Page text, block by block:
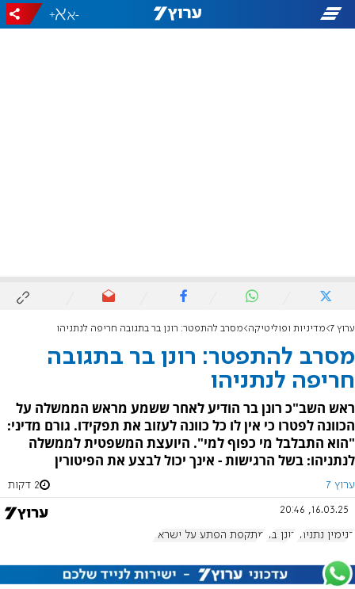
-
+
ערוץ 7 מדיניות ופוליטיקה מסרב להתפטר: רונן בר בתגובה חריפה לנתניהו
מסרב להתפטר: רונן בר בתגובה
חריפה לנתניהו
ראש השב"כ רונן בר הודיע לאחר ששמע מראש הממשלה על
הכוונה לפטרו כי אין לו כל כוונה לעזוב את תפקידו. גורם מדיני:
"הוא התבלבל מי כפוף למי". היועצת המשפטית לממשלה
לנתניהו: בשל הרגישות - אינך יכול לבצע את הפיטורין
ערוץ 7 2 דקות
16.03.25, 20:46
בנימין נתניהו רונן בר מתקפת הפתע על ישראל